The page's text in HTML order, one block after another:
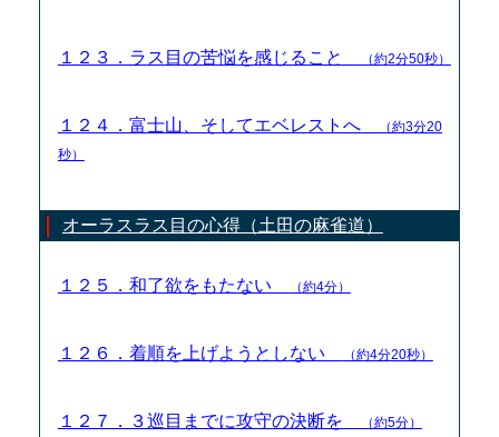
１２３．ラス目の苦悩を感じること （約2分50秒）
１２４．富士山、そしてエベレストへ
（約3分20
秒）
オーラスラス目の心得（土田の麻雀道）
１２５．和了欲をもたない （約4分）
１２６．着順を上げようとしない （約4分20秒）
１２７．３巡目までに攻守の決断を （約5分）